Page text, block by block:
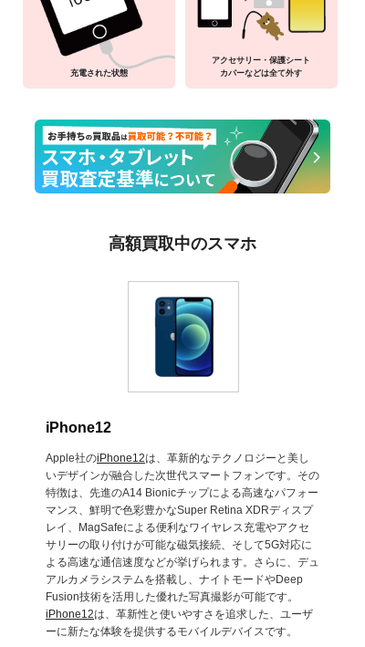
充電された状態
アクセサリー・保護シート
カバーなどは全て外す
高額買取中のスマホ
iPhone12
Apple社のiPhone12は、革新的なテクノロジーと美し
いデザインが融合した次世代スマートフォンです。その
特徴は、先進のA14 Bionicチップによる高速なパフォー
マンス、鮮明で色彩豊かなSuper Retina XDRディスプ
レイ、MagSafeによる便利なワイヤレス充電やアクセ
サリーの取り付けが可能な磁気接続、そして5G対応に
よる高速な通信速度などが挙げられます。さらに、デュ
アルカメラシステムを搭載し、ナイトモードやDeep
Fusion技術を活用した優れた写真撮影が可能です。
iPhone12は、革新性と使いやすさを追求した、ユーザ
ーに新たな体験を提供するモバイルデバイスです。